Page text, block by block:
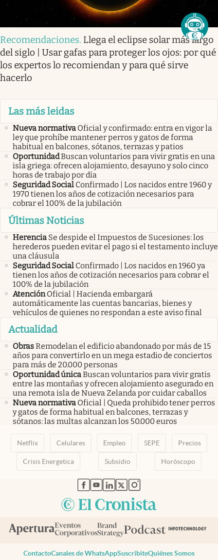
Recomendaciones. Llega el eclipse solar más largo
del siglo | Usar gafas para proteger los ojos: por qué
los expertos lo recomiendan y para qué sirve
hacerlo
Las más leidas
Nueva normativa Oficial y confirmado: entra en vigor la
ley que prohíbe mantener perros y gatos de forma
habitual en balcones, sótanos, terrazas y patios
OportunidadBuscan voluntarios para vivir gratis en una
isla griega: ofrecen alojamiento, desayuno y solo cinco
horas de trabajo por día
Seguridad Social Confirmado | Los nacidos entre 1960 y
1970 tienen los años de cotización necesarios para
cobrar el 100% de la jubilación
Últimas Noticias
Herencia Se despide el Impuestos de Sucesiones: los
herederos pueden evitar el pago si el testamento incluye
una cláusula
Seguridad Social Confirmado | Los nacidos en 1960 ya
tienen los años de cotización necesarios para cobrar el
100% de la jubilación
Atención Oficial | Hacienda embargará
automáticamente las cuentas bancarias, bienes y
vehículos de quienes no respondan a este aviso final
Actualidad
ObrasRemodelan el edificio abandonado por más de 15
años para convertirlo en un mega estadio de conciertos
para más de 20.000 personas
Oportunidad únicaBuscan voluntarios para vivir gratis
entre las montañas y ofrecen alojamiento asegurado en
una remota isla de Nueva Zelanda por cuidar caballos
Nueva normativa Oficial | Queda prohibido tener perros
y gatos de forma habitual en balcones, terrazas y
sótanos: las multas alcanzan los 50.000 euros
Netflix Celulares Empleo SEPE Precios
Crisis Energetica Subsidio Horóscopo
abre en nueva pestaña
abre en nueva pestaña
abre en nueva pestaña
abre en nueva pestaña
abre en nueva pestaña
ContactoCanales de WhatsAppSuscribiteQuiénes Somos